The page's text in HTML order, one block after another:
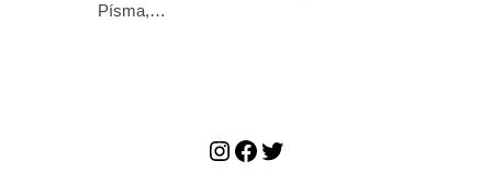
Písma,…
Instagram
Facebook
Twitter